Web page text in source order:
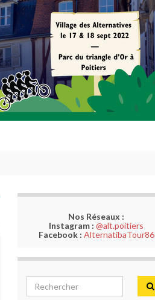
Nos Réseaux :
Instagram : @alt.poitiers
Facebook : AlternatibaTour86
Search for: